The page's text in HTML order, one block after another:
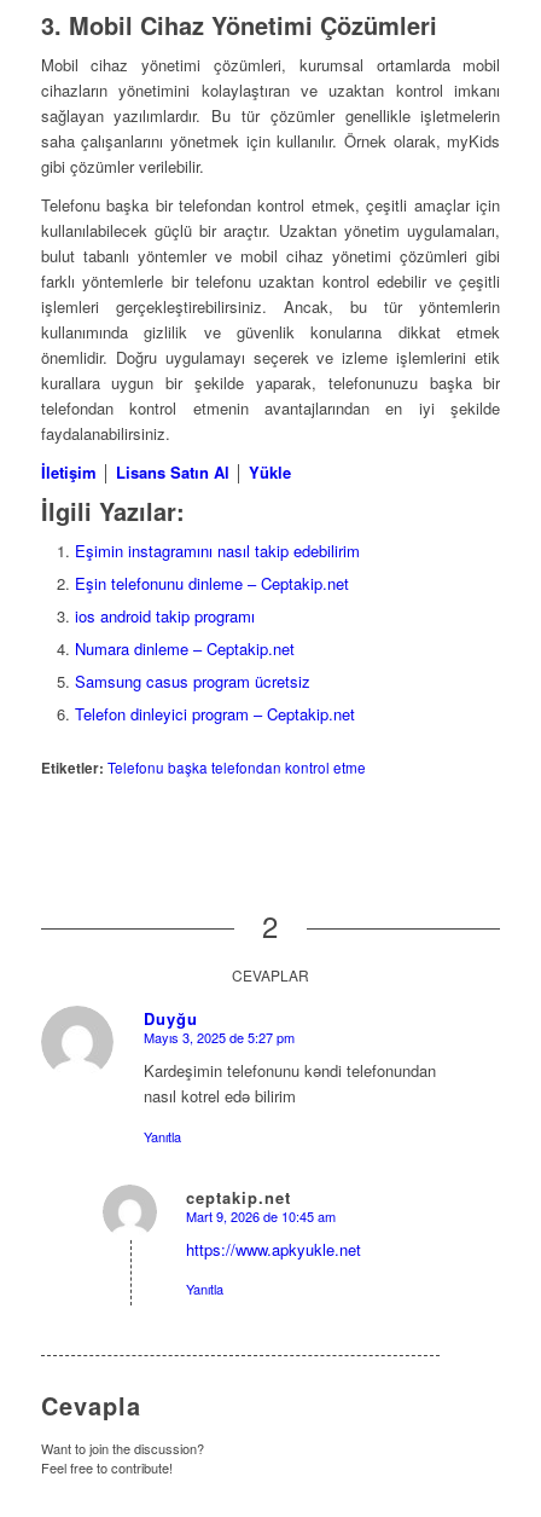
3. Mobil Cihaz Yönetimi Çözümleri
Mobil cihaz yönetimi çözümleri, kurumsal ortamlarda mobil
cihazların yönetimini kolaylaştıran ve uzaktan kontrol imkanı
sağlayan yazılımlardır. Bu tür çözümler genellikle işletmelerin
saha çalışanlarını yönetmek için kullanılır. Örnek olarak, myKids
gibi çözümler verilebilir.
Telefonu başka bir telefondan kontrol etmek, çeşitli amaçlar için
kullanılabilecek güçlü bir araçtır. Uzaktan yönetim uygulamaları,
bulut tabanlı yöntemler ve mobil cihaz yönetimi çözümleri gibi
farklı yöntemlerle bir telefonu uzaktan kontrol edebilir ve çeşitli
işlemleri gerçekleştirebilirsiniz. Ancak, bu tür yöntemlerin
kullanımında gizlilik ve güvenlik konularına dikkat etmek
önemlidir. Doğru uygulamayı seçerek ve izleme işlemlerini etik
kurallara uygun bir şekilde yaparak, telefonunuzu başka bir
telefondan kontrol etmenin avantajlarından en iyi şekilde
faydalanabilirsiniz.
İletişim
Lisans Satın Al Yükle
İlgili Yazılar:
Eşimin instagramını nasıl takip edebilirim
Eşin telefonunu dinleme – Ceptakip.net
ios android takip programı
Numara dinleme – Ceptakip.net
Samsung casus program ücretsiz
Telefon dinleyici program – Ceptakip.net
Etiketler: Telefonu başka telefondan kontrol etme
2
CEVAPLAR
Duyğu
says:
Mayıs 3, 2025 de 5:27 pm
Kardeşimin telefonunu kəndi telefonundan
nasıl kotrel edə bilirim
Yanıtla
ceptakip.net
says:
Mart 9, 2026 de 10:45 am
https://www.apkyukle.net
Yanıtla
Cevapla
Want to join the discussion?
Feel free to contribute!